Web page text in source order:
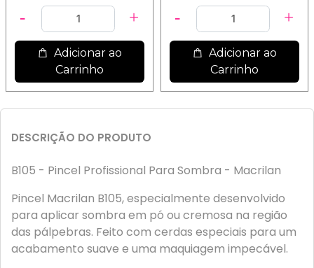
Adicionar ao
Carrinho
Adicionar ao
Carrinho
DESCRIÇÃO DO PRODUTO
B105 - Pincel Profissional Para Sombra - Macrilan
Pincel Macrilan B105, especialmente desenvolvido
para aplicar sombra em pó ou cremosa na região
das pálpebras. Feito com cerdas especiais para um
acabamento suave e uma maquiagem impecável.